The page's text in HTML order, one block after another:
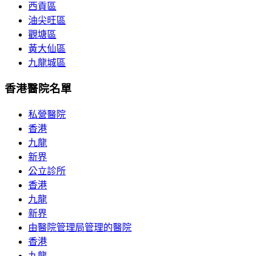
西貢區
油尖旺區
觀塘區
黃大仙區
九龍城區
香港醫院名單
私營醫院
香港
九龍
新界
公立診所
香港
九龍
新界
由醫院管理局管理的醫院
香港